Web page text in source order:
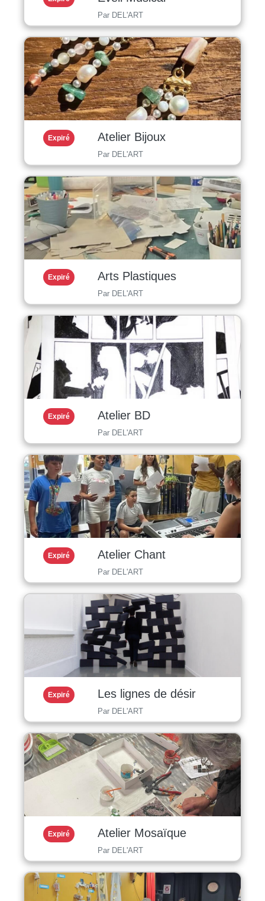
Par DEL'ART
Expiré Atelier Bijoux
Par DEL'ART
Expiré Arts Plastiques
Par DEL'ART
Expiré Atelier BD
Par DEL'ART
Expiré Atelier Chant
Par DEL'ART
Expiré Les lignes de désir
Par DEL'ART
Expiré Atelier Mosaïque
Par DEL'ART